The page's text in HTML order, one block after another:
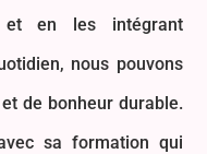
et en les intégrant
nous pouvons
de bonheur durable.
sa formation qui